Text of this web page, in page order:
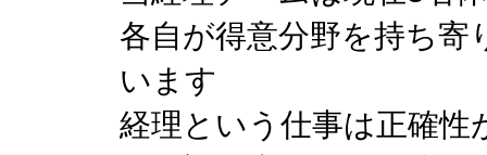
各自が得意分野を持ち寄
います
経理という仕事は正確